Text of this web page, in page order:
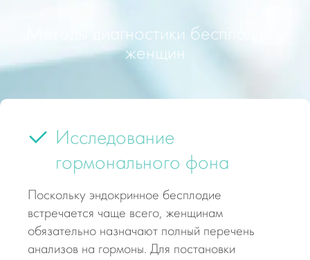
Методы диагностики бесплодия у
женщин
Исследование
гормонального фона
Поскольку эндокринное бесплодие
встречается чаще всего, женщинам
обязательно назначают полный перечень
анализов на гормоны. Для постановки